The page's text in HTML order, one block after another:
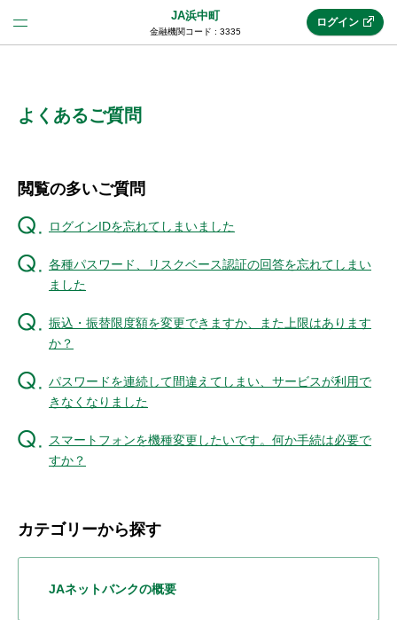
JA浜中町
金融機関コード : 3335
(法人JAネットバンク)
機能・サービス
セキュリティ
使い方
困った時は
ログイン
よくあるご質問
閲覧の多いご質問
ログインIDを忘れてしまいました
各種パスワード、リスクベース認証の回答を忘れてしまい
ました
振込・振替限度額を変更できますか、また上限はあります
か？
パスワードを連続して間違えてしまい、サービスが利用で
きなくなりました
スマートフォンを機種変更したいです。何か手続は必要で
すか？
カテゴリーから探す
JAネットバンクの概要